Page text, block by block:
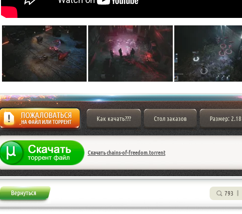
Жалоба
Как качать??? Стол заказов Размер:
Скачать chains-of-freedom.torrent
793